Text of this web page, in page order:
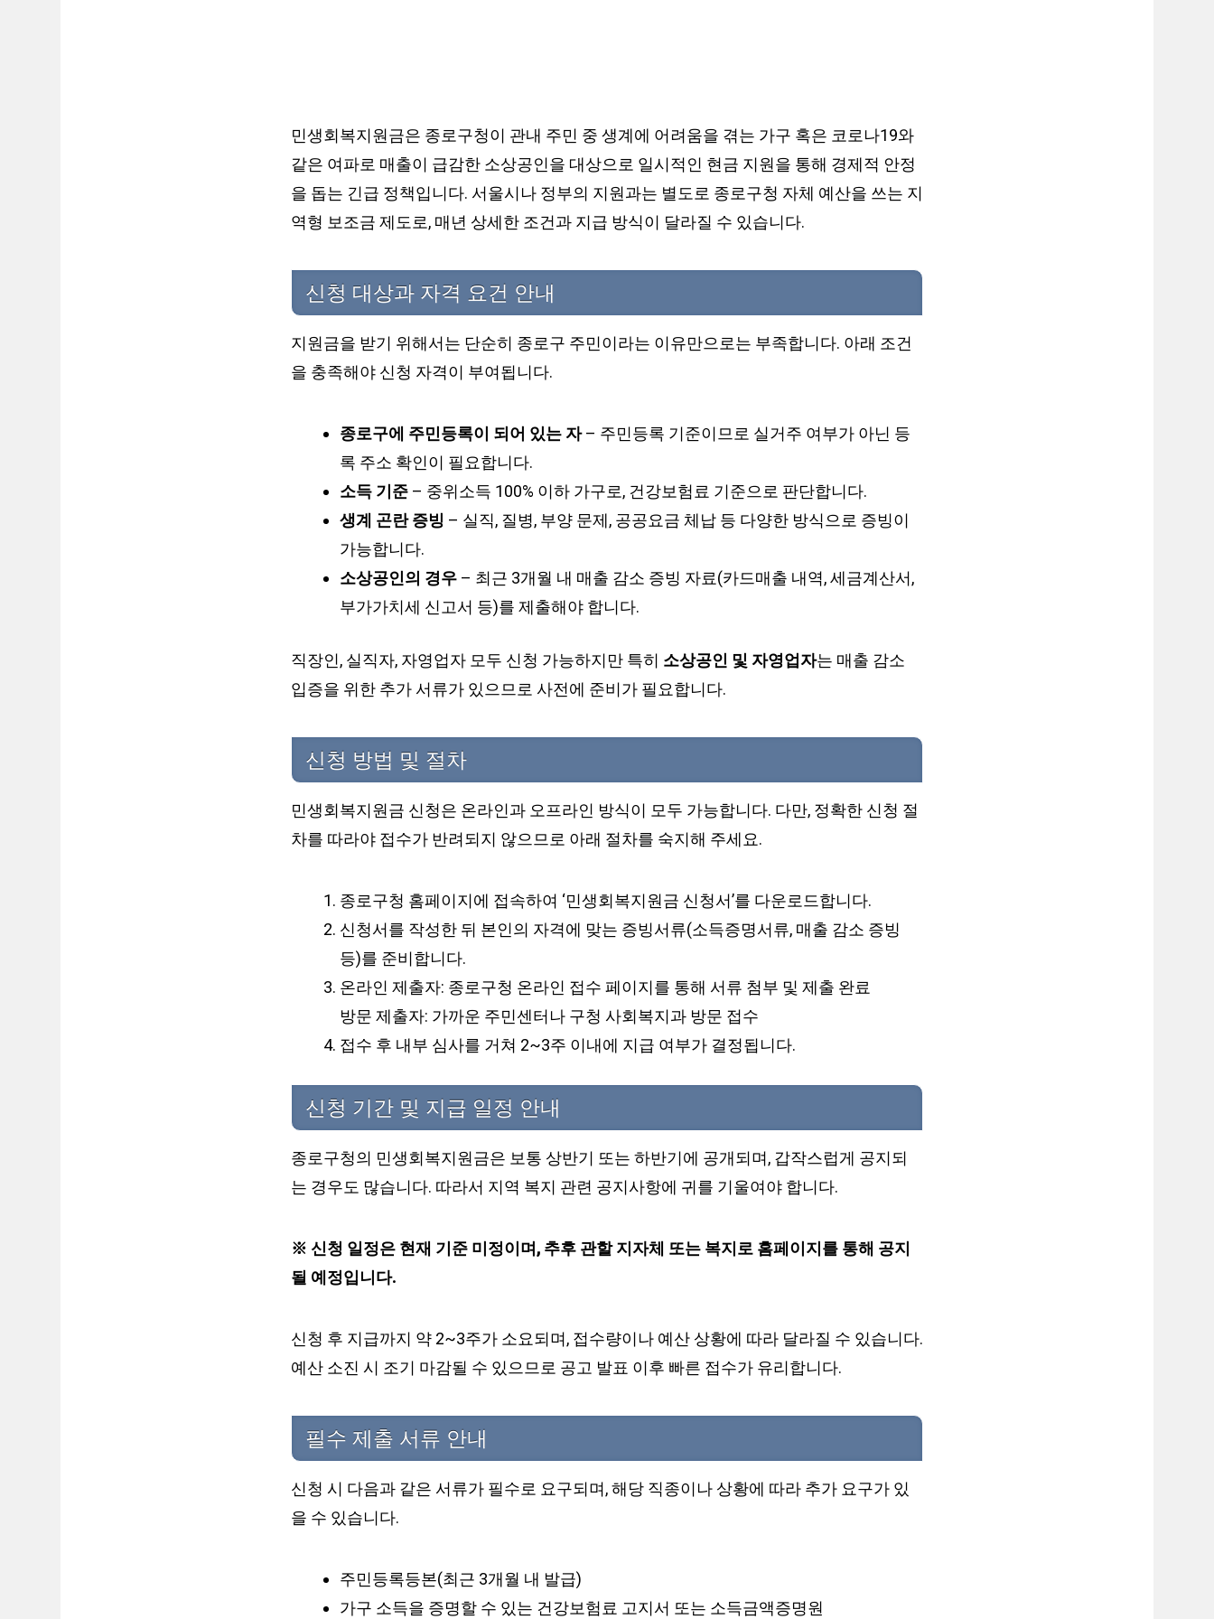
민생회복지원금은 종로구청이 관내 주민 중 생계에 어려움을 겪는 가구 혹은 코로나19와
같은 여파로 매출이 급감한 소상공인을 대상으로 일시적인 현금 지원을 통해 경제적 안정
을 돕는 긴급 정책입니다. 서울시나 정부의 지원과는 별도로 종로구청 자체 예산을 쓰는 지
역형 보조금 제도로, 매년 상세한 조건과 지급 방식이 달라질 수 있습니다.
신청 대상과 자격 요건 안내
지원금을 받기 위해서는 단순히 종로구 주민이라는 이유만으로는 부족합니다. 아래 조건
을 충족해야 신청 자격이 부여됩니다.
종로구에 주민등록이 되어 있는 자– 주민등록 기준이므로 실거주 여부가 아닌 등
록 주소 확인이 필요합니다.
소득 기준 – 중위소득 100% 이하 가구로, 건강보험료 기준으로 판단합니다.
생계 곤란 증빙 – 실직, 질병, 부양 문제, 공공요금 체납 등 다양한 방식으로 증빙이
가능합니다.
소상공인의 경우 – 최근 3개월 내 매출 감소 증빙 자료(카드매출 내역, 세금계산서,
부가가치세 신고서 등)를 제출해야 합니다.
직장인, 실직자, 자영업자 모두 신청 가능하지만 특히 소상공인 및 자영업자는 매출 감소
입증을 위한 추가 서류가 있으므로 사전에 준비가 필요합니다.
신청 방법 및 절차
민생회복지원금 신청은 온라인과 오프라인 방식이 모두 가능합니다. 다만, 정확한 신청 절
차를 따라야 접수가 반려되지 않으므로 아래 절차를 숙지해 주세요.
종로구청 홈페이지에 접속하여 ‘민생회복지원금 신청서’를 다운로드합니다.
신청서를 작성한 뒤 본인의 자격에 맞는 증빙서류(소득증명서류, 매출 감소 증빙
등)를 준비합니다.
온라인 제출자: 종로구청 온라인 접수 페이지를 통해 서류 첨부 및 제출 완료
방문 제출자: 가까운 주민센터나 구청 사회복지과 방문 접수
접수 후 내부 심사를 거쳐 2~3주 이내에 지급 여부가 결정됩니다.
신청 기간 및 지급 일정 안내
종로구청의 민생회복지원금은 보통 상반기 또는 하반기에 공개되며, 갑작스럽게 공지되
는 경우도 많습니다. 따라서 지역 복지 관련 공지사항에 귀를 기울여야 합니다.
※ 신청 일정은 현재 기준 미정이며, 추후 관할 지자체 또는 복지로 홈페이지를 통해 공지
될 예정입니다.
신청 후 지급까지 약 2~3주가 소요되며, 접수량이나 예산 상황에 따라 달라질 수 있습니다.
예산 소진 시 조기 마감될 수 있으므로 공고 발표 이후 빠른 접수가 유리합니다.
필수 제출 서류 안내
신청 시 다음과 같은 서류가 필수로 요구되며, 해당 직종이나 상황에 따라 추가 요구가 있
을 수 있습니다.
주민등록등본(최근 3개월 내 발급)
가구 소득을 증명할 수 있는 건강보험료 고지서 또는 소득금액증명원